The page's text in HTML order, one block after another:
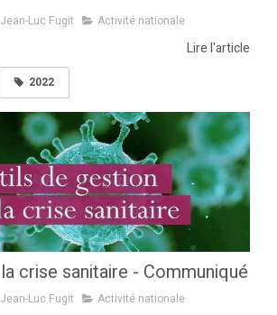
Jean-Luc Fugit Activité nationale
Lire l'article
2022
crise sanitaire - Communiqué
Jean-Luc Fugit Activité nationale